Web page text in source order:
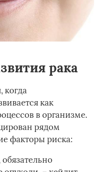
рака
когда
как
в организме.
рядом
факторы риска: